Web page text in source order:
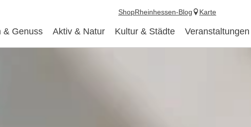
& Genuss Aktiv & Natur Kultur & Städte Veranstaltungen
ShopRheinhessen-Blog Karte